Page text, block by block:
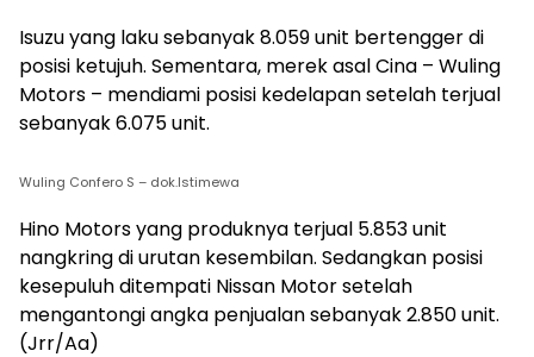
Isuzu yang laku sebanyak 8.059 unit bertengger di
posisi ketujuh. Sementara, merek asal Cina – Wuling
Motors – mendiami posisi kedelapan setelah terjual
sebanyak 6.075 unit.
Wuling Confero S – dok.Istimewa
Hino Motors yang produknya terjual 5.853 unit
nangkring di urutan kesembilan. Sedangkan posisi
kesepuluh ditempati Nissan Motor setelah
mengantongi angka penjualan sebanyak 2.850 unit.
(Jrr/Aa)